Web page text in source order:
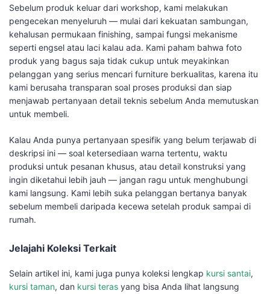
Sebelum produk keluar dari workshop, kami melakukan
pengecekan menyeluruh — mulai dari kekuatan sambungan,
kehalusan permukaan finishing, sampai fungsi mekanisme
seperti engsel atau laci kalau ada. Kami paham bahwa foto
produk yang bagus saja tidak cukup untuk meyakinkan
pelanggan yang serius mencari furniture berkualitas, karena itu
kami berusaha transparan soal proses produksi dan siap
menjawab pertanyaan detail teknis sebelum Anda memutuskan
untuk membeli.
Kalau Anda punya pertanyaan spesifik yang belum terjawab di
deskripsi ini — soal ketersediaan warna tertentu, waktu
produksi untuk pesanan khusus, atau detail konstruksi yang
ingin diketahui lebih jauh — jangan ragu untuk menghubungi
kami langsung. Kami lebih suka pelanggan bertanya banyak
sebelum membeli daripada kecewa setelah produk sampai di
rumah.
Jelajahi Koleksi Terkait
Selain artikel ini, kami juga punya koleksi lengkap kursi santai,
kursi taman, dan kursi teras yang bisa Anda lihat langsung